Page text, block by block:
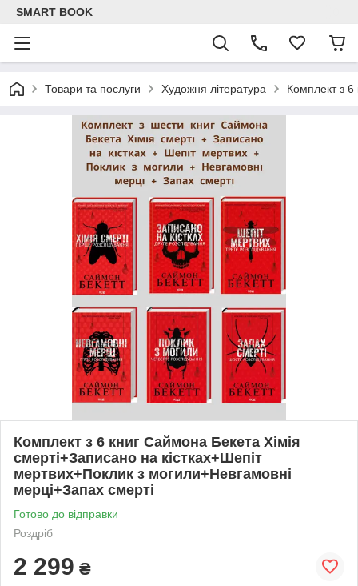
SMART BOOK
Товари та послуги Художня література Комплект з 6
Комплект з 6 книг Саймона Бекета Хімія
смерті+Записано на кістках+Шепіт
мертвих+Поклик з могили+Невгамовні
мерці+Запах смерті
Готово до відправки
Роздріб
2 299 ₴